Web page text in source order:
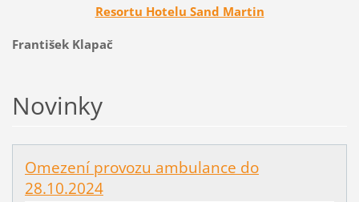
Resortu Hotelu Sand Martin
František Klapač
Novinky
Omezení provozu ambulance do
28.10.2024